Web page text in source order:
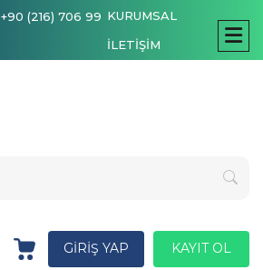
+90 (216) 706 99 KURUMSAL
İLETİŞİM
GİRİŞ YAP KAYIT OL